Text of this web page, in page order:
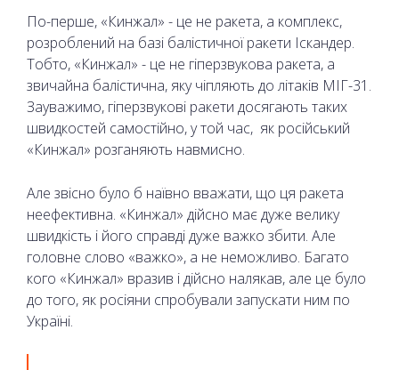
По-перше, «Кинжал» - це не ракета, а комплекс,
розроблений на базі балістичної ракети Іскандер.
Тобто, «Кинжал» - це не гіперзвукова ракета, а
звичайна балістична, яку чіпляють до літаків МІГ-31.
Зауважимо, гіперзвукові ракети досягають таких
швидкостей самостійно, у той час, як російський
«Кинжал» розганяють навмисно.
Але звісно було б наївно вважати, що ця ракета
неефективна. «Кинжал» дійсно має дуже велику
швидкість і його справді дуже важко збити. Але
головне слово «важко», а не неможливо. Багато
кого «Кинжал» вразив і дійсно налякав, але це було
до того, як росіяни спробували запускати ним по
Україні.